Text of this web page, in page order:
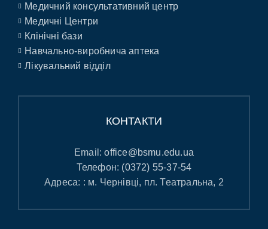
Медичний консультативний центр
Медичні Центри
Клінічні бази
Навчально-виробнича аптека
Лікувальний відділ
КОНТАКТИ
Email:office@bsmu.edu.ua
Телефон: (0372) 55-37-54
Адреса: : м. Чернівці, пл. Театральна, 2